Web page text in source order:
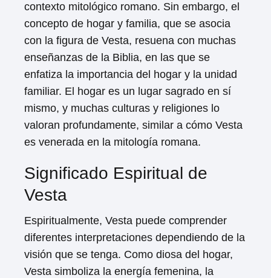
contexto mitológico romano. Sin embargo, el
concepto de hogar y familia, que se asocia
con la figura de Vesta, resuena con muchas
enseñanzas de la Biblia, en las que se
enfatiza la importancia del hogar y la unidad
familiar. El hogar es un lugar sagrado en sí
mismo, y muchas culturas y religiones lo
valoran profundamente, similar a cómo Vesta
es venerada en la mitología romana.
Significado Espiritual de
Vesta
Espiritualmente, Vesta puede comprender
diferentes interpretaciones dependiendo de la
visión que se tenga. Como diosa del hogar,
Vesta simboliza la energía femenina, la